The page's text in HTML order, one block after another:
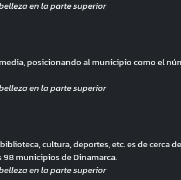
posicionando al municipio como el
cultura, deportes, etc. es de cerca
municipios de Dinamarca.